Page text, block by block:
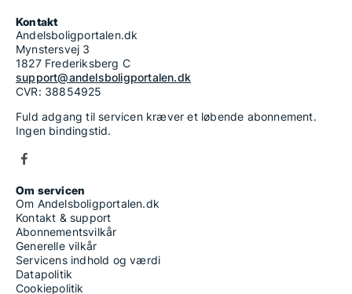
Kontakt
Andelsboligportalen.dk
Mynstersvej 3
1827 Frederiksberg C
support@andelsboligportalen.dk
CVR: 38854925
Fuld adgang til servicen kræver et løbende abonnement.
Ingen bindingstid.
Om servicen
Om Andelsboligportalen.dk
Kontakt & support
Abonnementsvilkår
Generelle vilkår
Servicens indhold og værdi
Datapolitik
Cookiepolitik